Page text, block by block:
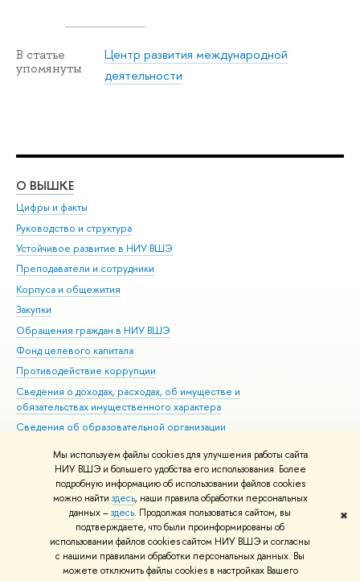
Мы используем файлы cookies для улучшения работы сайта
НИУ ВШЭ и большего удобства его использования. Более
подробную информацию об использовании файлов cookies
можно найти здесь, наши правила обработки персональных
данных –здесь. Продолжая пользоваться сайтом, вы
подтверждаете, что были проинформированы об
использовании файлов cookies сайтом НИУ ВШЭ и согласны
с нашими правилами обработки персональных данных. Вы
можете отключить файлы cookies в настройках Вашего
✖
В статье
упомянуты
Центр развития международной
деятельности
О ВЫШКЕ
Цифры и факты
Руководство и структура
Устойчивое развитие в НИУ ВШЭ
Преподаватели и сотрудники
Корпуса и общежития
Закупки
Обращения граждан в НИУ ВШЭ
Фонд целевого капитала
Противодействие коррупции
Сведения о доходах, расходах, об имуществе и
обязательствах имущественного характера
Сведения об образовательной организации
Людям с ограниченными возможностями здоровья
Единая платежная страница
Работа в Вышке
© НИУ ВШЭ 1993–2026 Адреса и контакты Условия использования
материалов Политика конфиденциальности Карта сайта
Шрифты HSE Sans и HSE Slab разработаны вШколе дизайна НИУ ВШЭ